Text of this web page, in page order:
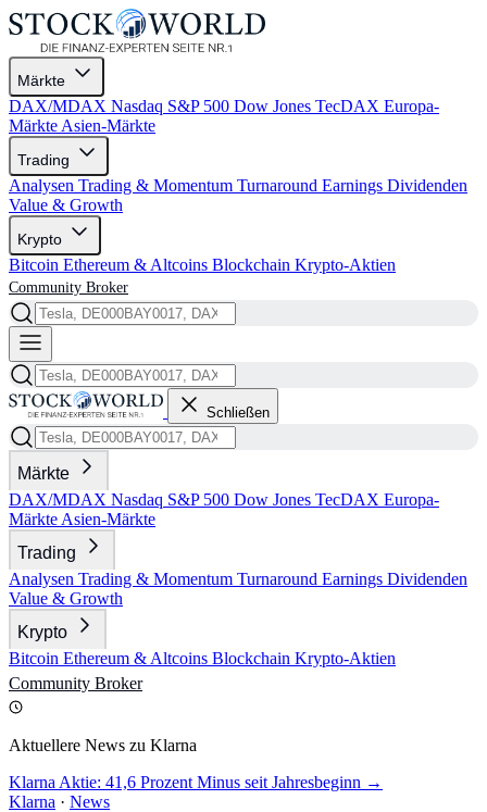
Märkte
DAX/MDAX Nasdaq S&P 500 Dow Jones TecDAX Europa-
Märkte Asien-Märkte
Trading
Analysen Trading & Momentum Turnaround Earnings Dividenden
Value & Growth
Krypto
Bitcoin Ethereum & Altcoins Blockchain Krypto-Aktien
Community Broker
Schließen
Märkte
DAX/MDAX Nasdaq S&P 500 Dow Jones TecDAX Europa-
Märkte Asien-Märkte
Trading
Analysen Trading & Momentum Turnaround Earnings Dividenden
Value & Growth
Krypto
Bitcoin Ethereum & Altcoins Blockchain Krypto-Aktien
Community Broker
Aktuellere News zu Klarna
Klarna Aktie: 41,6 Prozent Minus seit Jahresbeginn →
Klarna · News